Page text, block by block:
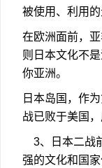
被使用、利用
在欧洲面前，
则日本文化不
你亚洲。
日本岛国，作
战已败于美国
3、日本二战
强的文化和国